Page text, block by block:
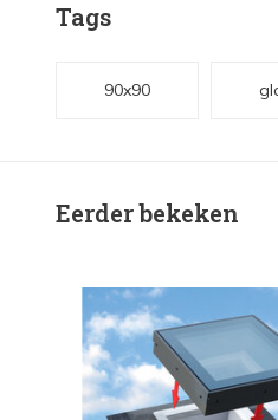
Tags
90x90
Eerder bekeken